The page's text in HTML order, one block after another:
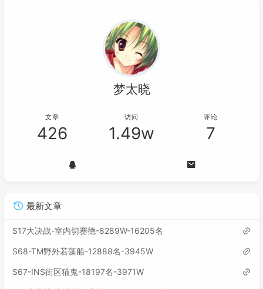
梦太晓
文章
426
访问
1.49w
评论
7
最新文章
S17大决战-室内切赛德-8289W-16205名
S68-TM野外若藻船-12888名-3945W
S67-INS街区猫鬼-18197名-3971W